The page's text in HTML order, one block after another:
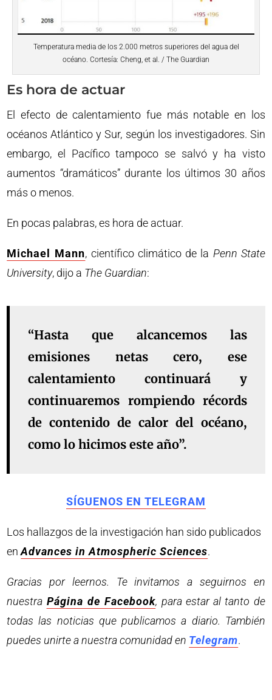
Temperatura media de los 2.000 metros superiores del agua del
océano. Cortesía: Cheng, et al. / The Guardian
Es hora de actuar
El efecto de calentamiento fue más notable en los
océanos Atlántico y Sur, según los investigadores. Sin
embargo, el Pacífico tampoco se salvó y ha visto
aumentos “dramáticos” durante los últimos 30 años
más o menos.
En pocas palabras, es hora de actuar.
Michael Mann, científico climático de la Penn State
University, dijo a The Guardian:
“Hasta que alcancemos las
emisiones netas cero, ese
calentamiento continuará y
continuaremos rompiendo récords
de contenido de calor del océano,
como lo hicimos este año”.
SÍGUENOS EN TELEGRAM
Los hallazgos de la investigación han sido publicados
enAdvances in Atmospheric Sciences.
Gracias por leernos. Te invitamos a seguirnos en
nuestra Página de Facebook, para estar al tanto de
todas las noticias que publicamos a diario. También
puedes unirte a nuestra comunidad en Telegram.